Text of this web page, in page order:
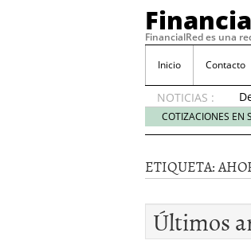
FinancialRed es una
Inicio Contacto
NOTICIAS :
a
la
COTIZACIONES EN
ETIQUETA:
Últimos